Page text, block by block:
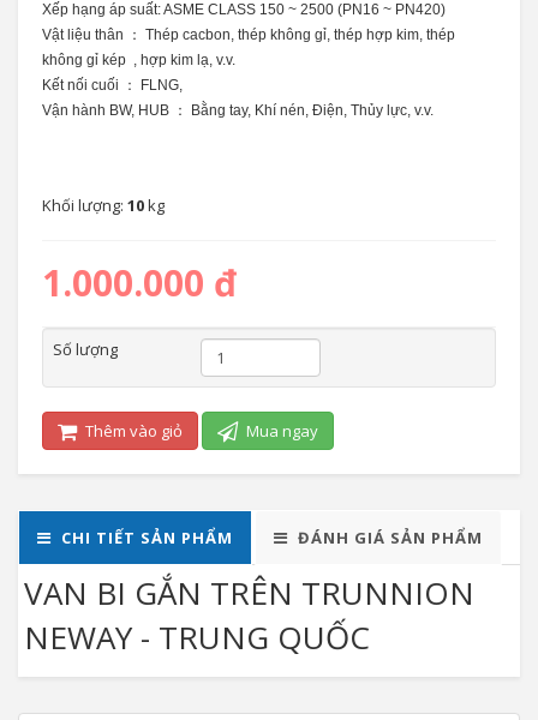
Xếp hạng áp suất: ASME CLASS 150 ~ 2500 (PN16 ~ PN420)
Vật liệu thân ： Thép cacbon, thép không gỉ, thép hợp kim, thép
không gỉ kép , hợp kim lạ, v.v.
Kết nối cuối ： FLNG,
Vận hành BW, HUB ： Bằng tay, Khí nén, Điện, Thủy lực, v.v.
Khối lượng: 10kg
1.000.000 đ
Số lượng
Thêm vào giỏ Mua ngay
CHI TIẾT SẢN PHẨM ĐÁNH GIÁ SẢN PHẨM
VAN BI GẮN TRÊN TRUNNION
NEWAY - TRUNG QUỐC